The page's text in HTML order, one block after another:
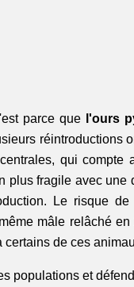
parce que l'ours
réintroductions
qui compte
plus fragile avec
Le risque de
mâle relâché en
certains de ces
populations et